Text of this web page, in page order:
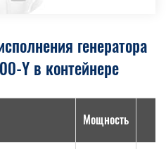
генератора
Y в контейнере
Мощность